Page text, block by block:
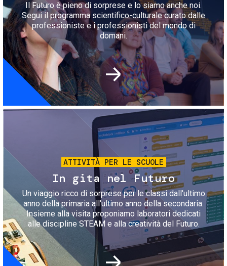
Il Futuro è pieno di sorprese e lo siamo anche noi.
Segui il programma scientifico-culturale curato dalle
professioniste e i professionisti del mondo di
domani.
Immagine
ATTIVITÀ PER LE SCUOLE
In gita nel Futuro
Un viaggio ricco di sorprese per le classi dall'ultimo
anno della primaria all'ultimo anno della secondaria.
Insieme alla visita proponiamo laboratori dedicati
alle discipline STEAM e alla creatività del Futuro.